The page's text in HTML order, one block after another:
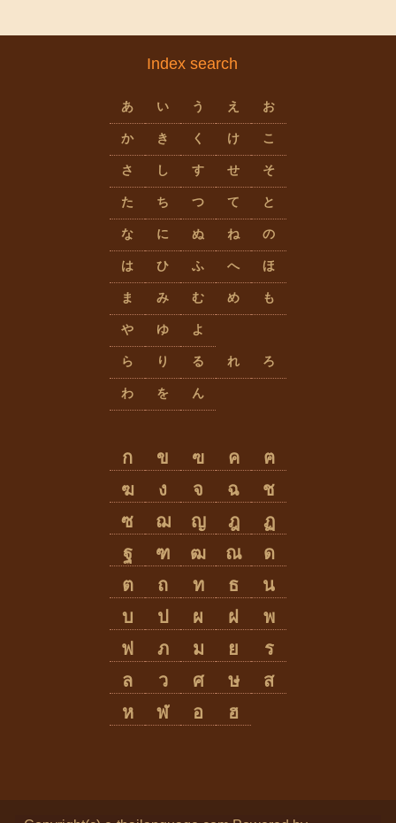
Index search
あ い う え お
か き く け こ
さ し す せ そ
た ち つ て と
な に ぬ ね の
は ひ ふ へ ほ
ま み む め も
や ゆ よ
ら り る れ ろ
わ を ん
ก ข ฃ ค
ฅ
ฆ
ง จ ฉ
ช
ซ
ฌ ญ ฎ
ฏ
ฐ
ฑ ฒ ณ
ด
ต
ถ ท ธ
น
บ
ป ผ ฝ
พ
ฟ
ภ ม ย
ร
ล
ว ศ ษ
ส
ห
ฬ อ ฮ